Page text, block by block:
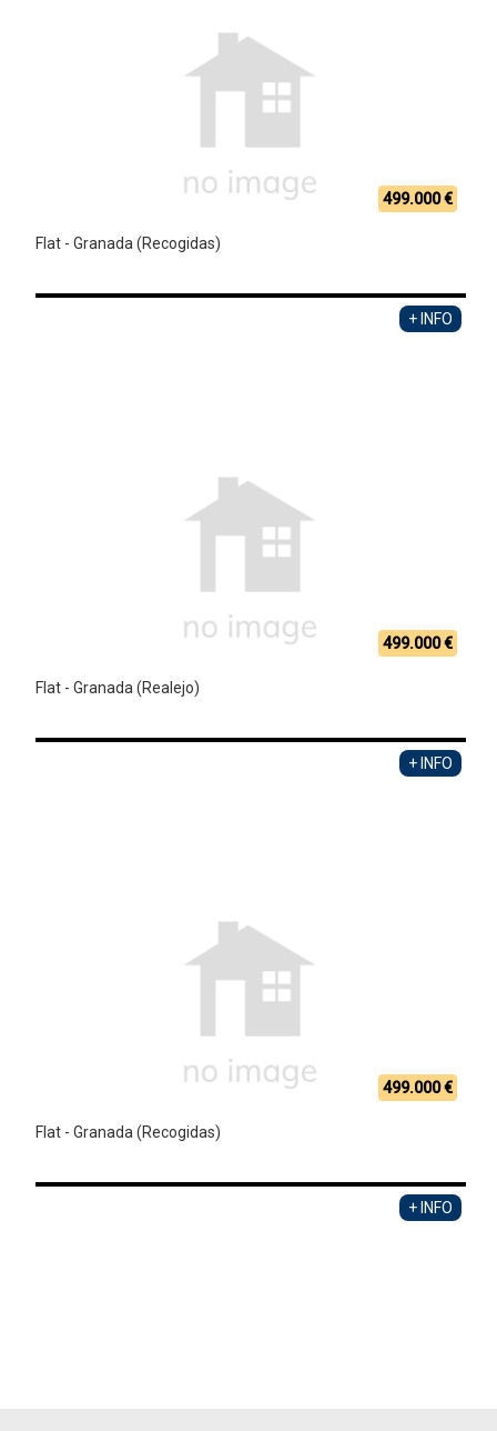
499.000 €
Flat - Granada (Recogidas)
+ INFO
499.000 €
Flat - Granada (Realejo)
+ INFO
499.000 €
Flat - Granada (Recogidas)
+ INFO